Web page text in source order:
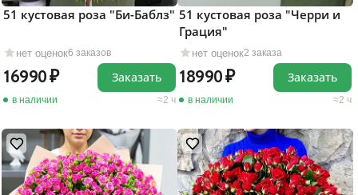
нет оценок6 заказов
51 кустовая роза "Би-Баблз"
16990
в наличии 2 ч
Заказать
нет оценок2 заказа
51 кустовая роза "Черри и
Грация"
18990
в наличии 2 ч
Заказать